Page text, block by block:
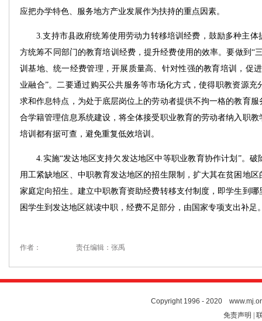
应把办学特色、服务地方产业发展作为扶持的重点因素。
3.支持市县政府统筹使用劳动力转移培训经费，鼓励多种主体
方统筹不同部门的教育培训经费，提升经费使用的效率。要做到“
训基地、统一经费管理，开展质量高、针对性强的教育培训，促
业融合”。二要通过购买公共服务等市场化方式，使得职教资源
求和作息特点，为处于底层岗位上的劳动者提供不拘一格的教育
合学籍管理信息系统建设，将全体接受职业教育的劳动者纳入职
培训都有据可查，避免重复低效培训。
4.实施“发达地区支持欠发达地区中等职业教育协作计划”。破
用工紧缺地区、中职教育发达地区的招生限制，扩大其在贫困地
家庭定向招生。建立中职教育资助经费转移支付制度，即学生到
困学生到发达地区就读中职，经费不足部分，由国家专项支出补足
作者： 责任编辑：张禹
Copyright 1996 - 2020
免责声明 |